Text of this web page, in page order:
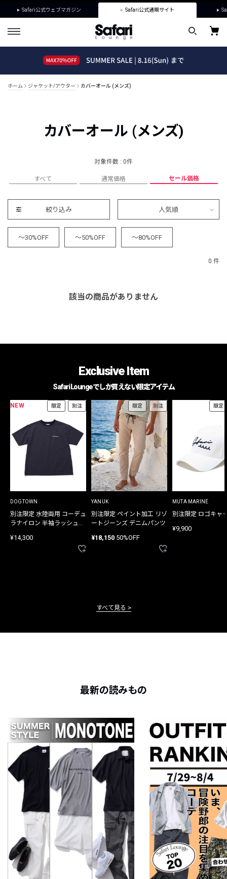
Safari公式ウェブマガジン Safari公式通販サイト
ホーム ジャケット/アウター カバーオール (メンズ)
カバーオール (メンズ)
対象件数 : 0件
すべて 通常価格 セール価格
絞り込み 人気順
～30%OFF ～50%OFF ～80%OFF
0 件
該当の商品がありません
Exclusive Item
Safari Loungeでしか買えない限定アイテム
NEW 限定 別注
DOGTOWN
別注限定 水陸両用 コーデュ
ラナイロン 半袖ラッシュガ
¥14,300
限定 別注
YANUK
別注限定 ペイント加工 リゾ
ートジーンズ デニムパンツ
¥18,150 50%OFF
限定
MUTA MARINE
別注限定 ロゴキャ
¥9,900
すべて見る
最新の読みもの